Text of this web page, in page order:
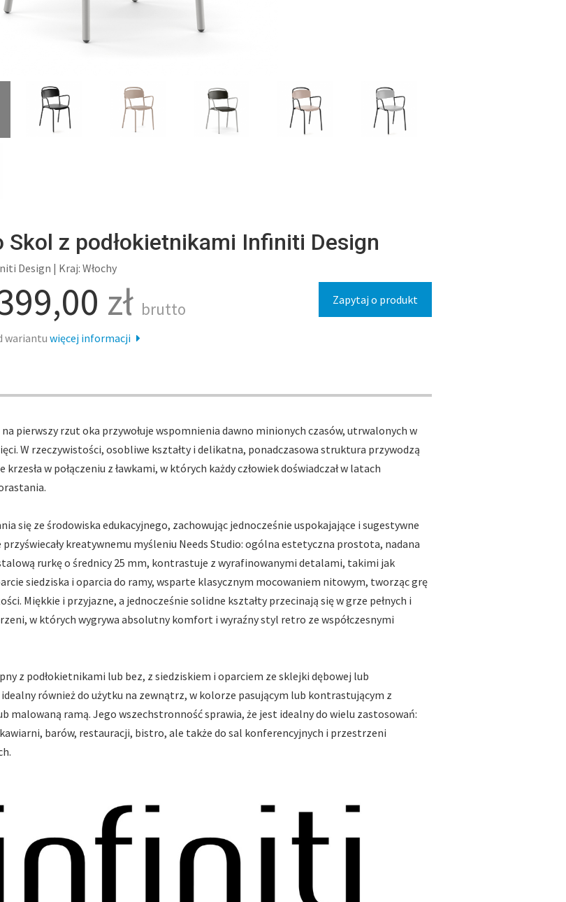
Skol z podłokietnikami Infiniti Design
Design | Kraj: Włochy
zł brutto
wariantu więcej informacji
Zapytaj o produkt
na pierwszy rzut oka przywołuje wspomnienia dawno minionych czasów, utrwalonych w
W rzeczywistości, osobliwe kształty i delikatna, ponadczasowa struktura przywodzą
krzesła w połączeniu z ławkami, w których każdy człowiek doświadczał w latach
się ze środowiska edukacyjnego, zachowując jednocześnie uspokajające i sugestywne
kreatywnemu myśleniu Needs Studio: ogólna estetyczna prostota, nadana
rurkę o średnicy 25 mm, kontrastuje z wyrafinowanymi detalami, takimi jak
siedziska i oparcia do ramy, wsparte klasycznym mocowaniem nitowym, tworząc grę
Miękkie i przyjazne, a jednocześnie solidne kształty przecinają się w grze pełnych i
w których wygrywa absolutny komfort i wyraźny styl retro ze współczesnymi
z podłokietnikami lub bez, z siedziskiem i oparciem ze sklejki dębowej lub
również do użytku na zewnątrz, w kolorze pasującym lub kontrastującym z
malowaną ramą. Jego wszechstronność sprawia, że jest idealny do wielu zastosowań:
barów, restauracji, bistro, ale także do sal konferencyjnych i przestrzeni